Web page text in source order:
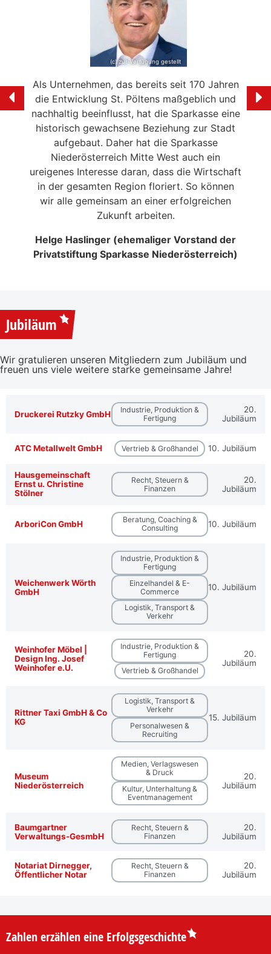
Als Unternehmen, das bereits seit 170 Jahren
die Entwicklung St. Pöltens maßgeblich und
nachhaltig beeinflusst, hat die Sparkasse eine
historisch gewachsene Beziehung zur Stadt
aufgebaut. Daher hat die Sparkasse
Niederösterreich Mitte West auch ein
ureigenes Interesse daran, dass die Wirtschaft
in der gesamten Region floriert. So können
wir alle gemeinsam an einer erfolgreichen
Zukunft arbeiten.
Helge Haslinger (ehemaliger Vorstand der
Privatstiftung Sparkasse Niederösterreich)
(c) zur Verfügung gestellt
Ich
Jubiläum
Wir gratulieren unseren Mitgliedern zum Jubiläum und
freuen uns viele weitere starke gemeinsame Jahre!
Druckerei Rutzky GmbH
Industrie, Produktion &
Fertigung
20.
Jubiläum
ATC Metallwelt GmbH Vertrieb & Großhandel 10. Jubiläum
Hausgemeinschaft
Ernst u. Christine
Stölner
Recht, Steuern &
Finanzen
20.
Jubiläum
ArboriCon GmbH
Beratung, Coaching &
Consulting
10. Jubiläum
Weichenwerk Wörth
GmbH
Industrie, Produktion &
Fertigung
Einzelhandel & E-
Commerce
Logistik, Transport &
Verkehr
10. Jubiläum
Weinhofer Möbel |
Design Ing. Josef
Weinhofer e.U.
Industrie, Produktion &
Fertigung
Vertrieb & Großhandel
20.
Jubiläum
Rittner Taxi GmbH & Co
KG
Logistik, Transport &
Verkehr
Personalwesen &
Recruiting
15. Jubiläum
Museum
Niederösterreich
Medien, Verlagswesen
& Druck
Kultur, Unterhaltung &
Eventmanagement
20.
Jubiläum
Baumgartner
Verwaltungs-GesmbH
Recht, Steuern &
Finanzen
20.
Jubiläum
Notariat Dirnegger,
Öffentlicher Notar
Recht, Steuern &
Finanzen
20.
Jubiläum
Zahlen erzählen eine Erfolgsgeschichte